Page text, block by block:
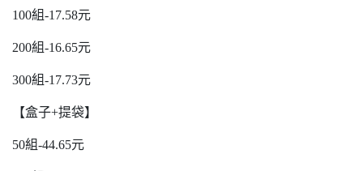
100組-17.58元
200組-16.65元
300組-17.73元
【盒子+提袋】
50組-44.65元